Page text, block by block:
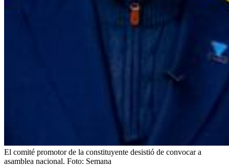
El comité promotor de la constituyente desistió de convocar a
asamblea nacional. Foto: Semana